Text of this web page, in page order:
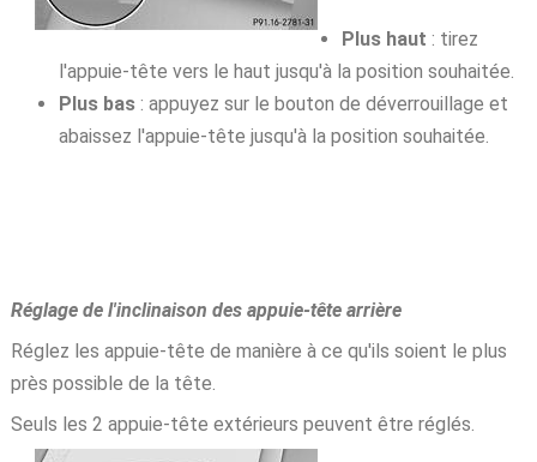
Plus haut : tirez
l'appuie-tête vers le haut jusqu'à la position souhaitée.
Plus bas: appuyez sur le bouton de déverrouillage et
abaissez l'appuie-tête jusqu'à la position souhaitée.
Réglage de l'inclinaison des appuie-tête arrière
Réglez les appuie-tête de manière à ce qu'ils soient le plus
près possible de la tête.
Seuls les 2 appuie-tête extérieurs peuvent être réglés.